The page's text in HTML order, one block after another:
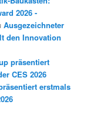
2026 -
Ausgezeichneter
den Innovation
präsentiert
CES 2026
erstmals